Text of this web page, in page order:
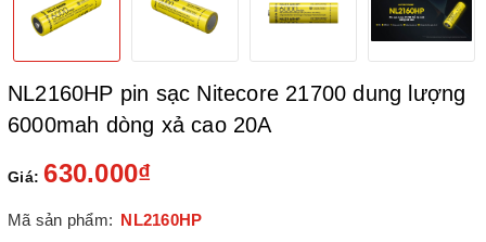
NL2160HP pin sạc Nitecore 21700 dung lượng
6000mah dòng xả cao 20A
Giá: 630.000₫
Mã sản phẩm: NL2160HP